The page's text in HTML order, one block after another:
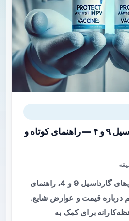
خرید واکسن گارداسیل ۹ و ۴ — راهنمای کوتاه و
مقایسه کوتاه واکسن‌های گارداسیل 9 و 4، راهنمای
درباره قیمت و عوارض شایع.
برای کمک به